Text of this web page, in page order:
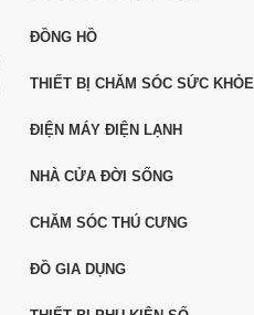
ĐỒNG HỒ
THIẾT BỊ CHĂM SÓC SỨC KHỎE
ĐIỆN MÁY ĐIỆN LẠNH
NHÀ CỬA ĐỜI SỐNG
CHĂM SÓC THÚ CƯNG
ĐỒ GIA DỤNG